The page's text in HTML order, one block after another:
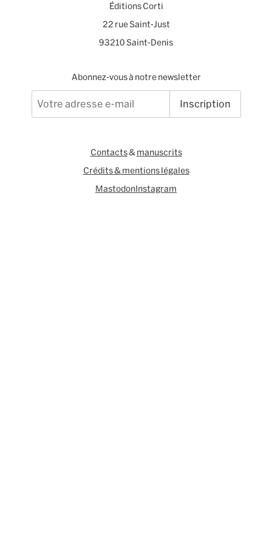
Éditions Corti
22 rue Saint-Just
93210 Saint-Denis
Abonnez-vous à notre newsletter
Inscription
Contacts&manuscrits
Crédits & mentions légales
MastodonInstagram